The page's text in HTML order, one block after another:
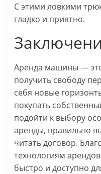
С этими ловкими
гладко и приятно.
Аренда машины —
получить свободу
себя новые
покупать
подойти к выбору
аренды, правильно
читать договор.
технологиям
быстро и доступно